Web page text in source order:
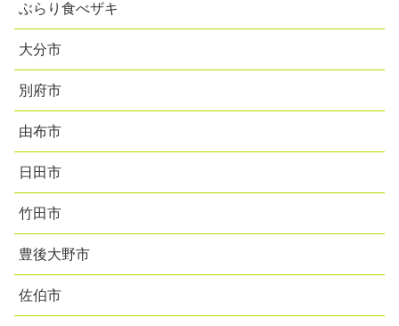
ぶらり食べザキ
大分市
別府市
由布市
日田市
竹田市
豊後大野市
佐伯市